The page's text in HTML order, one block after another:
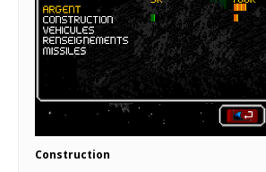
Construction